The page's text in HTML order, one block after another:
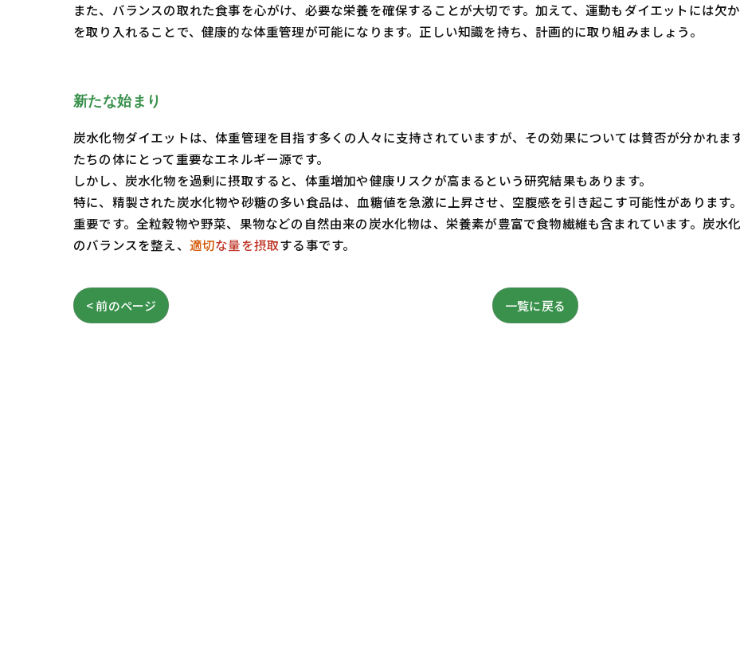
また、バランスの取れた食事を心がけ、必要な栄養を確保することが大切です。加えて、運動もダイエットには欠
を取り入れることで、健康的な体重管理が可能になります。正しい知識を持ち、計画的に取り組みましょう。
新たな始まり
炭水化物ダイエットは、体重管理を目指す多くの人々に支持されていますが、その効果については賛否が分かれま
たちの体にとって重要なエネルギー源です。
しかし、炭水化物を過剰に摂取すると、体重増加や健康リスクが高まるという研究結果もあります。
特に、精製された炭水化物や砂糖の多い食品は、血糖値を急激に上昇させ、空腹感を引き起こす可能性があります
重要です。全粒穀物や野菜、果物などの自然由来の炭水化物は、栄養素が豊富で食物繊維も含まれています。炭水
のバランスを整え、 適切な量を摂取する事です。
< 前のページ 一覧に戻る